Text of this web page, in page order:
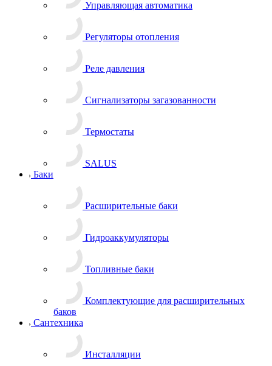
Управляющая автоматика
Регуляторы отопления
Реле давления
Сигнализаторы загазованности
Термостаты
SALUS
Баки
Расширительные баки
Гидроаккумуляторы
Топливные баки
Комплектующие для расширительных
баков
Сантехника
Инсталляции